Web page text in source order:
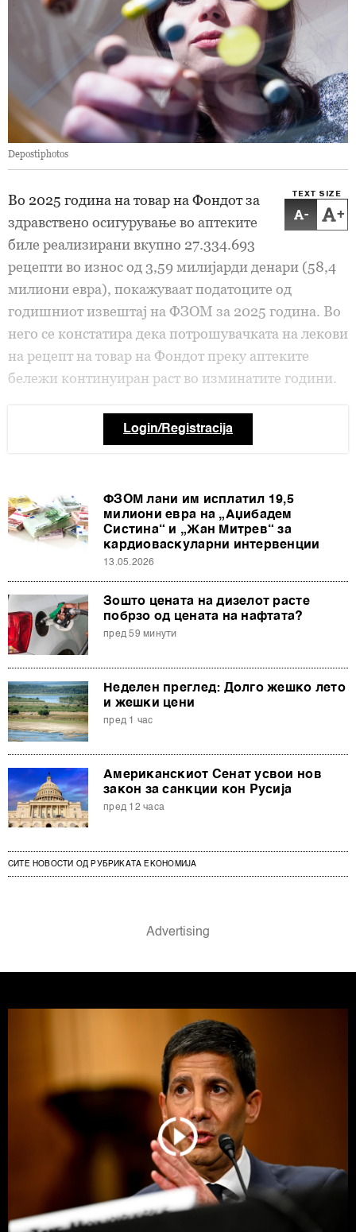
Depostiphotos
TEXT SIZE
- +
Во 2025 година на товар на Фондот за
здравствено осигурување во аптеките
биле реализирани вкупно 27.334.693
рецепти во износ од 3,59 милијарди денари (58,4
милиони евра), покажуваат податоците од
годишниот извештај на ФЗОМ за 2025 година. Во
него се констатира дека потрошувачката на лекови
на рецепт на товар на Фондот преку аптеките
бележи континуиран раст во изминатите години.
Login/Registracija
ФЗОМ лани им исплатил 19,5
милиони евра на „Аџибадем
Систина“ и „Жан Митрев“ за
кардиоваскуларни интервенции
13.05.2026
Зошто цената на дизелот расте
побрзо од цената на нафтата?
пред 59 минути
Неделен преглед: Долго жешко лето
и жешки цени
пред 1 час
Американскиот Сенат усвои нов
закон за санкции кон Русија
пред 12 часа
СИТЕ НОВОСТИ ОД РУБРИКАТА ЕКОНОМИЈА